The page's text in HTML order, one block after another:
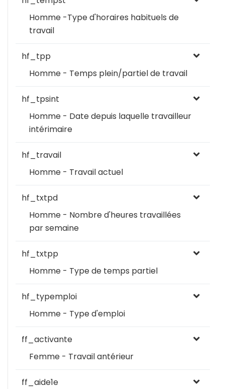
Homme -Type d'horaires habituels de
travail
hf_tpp
Homme - Temps plein/partiel de travail
hf_tpsint
Homme - Date depuis laquelle travailleur
intérimaire
hf_travail
Homme - Travail actuel
hf_txtpd
Homme - Nombre d'heures travaillées
par semaine
hf_txtpp
Homme - Type de temps partiel
hf_typemploi
Homme - Type d'emploi
ff_activante
Femme - Travail antérieur
ff_aide1e